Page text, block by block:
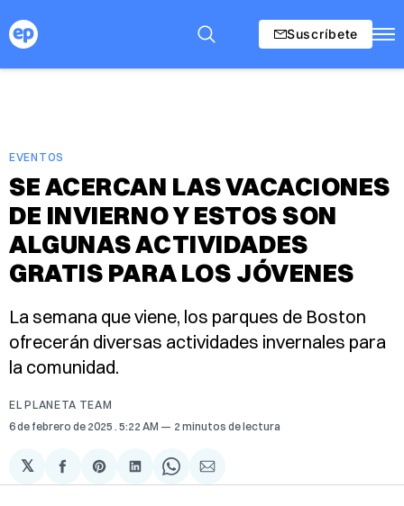
Suscríbete
EVENTOS
SE ACERCAN LAS VACACIONES
DE INVIERNO Y ESTOS SON
ALGUNAS ACTIVIDADES
GRATIS PARA LOS JÓVENES
La semana que viene, los parques de Boston
ofrecerán diversas actividades invernales para
la comunidad.
EL PLANETA TEAM
6 de febrero de 2025 . 5:22 AM 2 minutos de lectura
𝕏
Compartir
en
Share
on
Compartir
en
Share
on
Compartir
via